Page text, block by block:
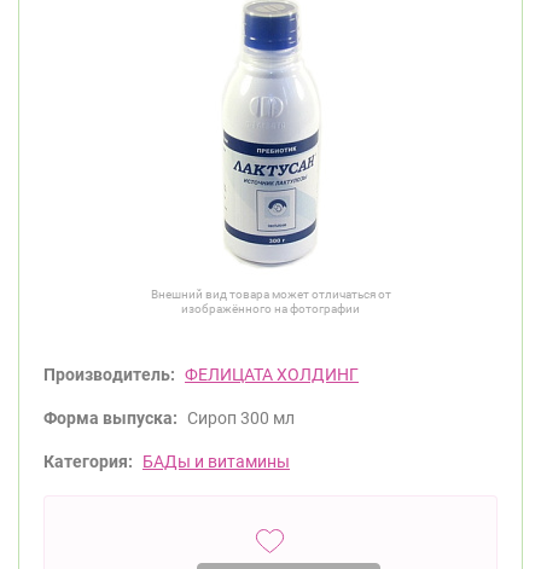
Внешний вид товара может отличаться от
изображённого на фотографии
Производитель: ФЕЛИЦАТА ХОЛДИНГ
Форма выпуска: Сироп 300 мл
Категория: БАДы и витамины